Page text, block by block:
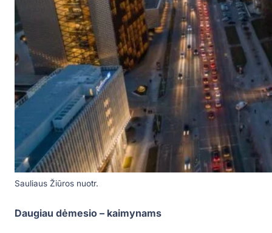
Sauliaus Žiūros nuotr.
Daugiau dėmesio – kaimynams